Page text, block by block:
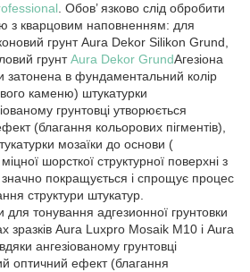
. Обов’ язково слід обробити
з кварцовим наповненням: для
грунт Aura Dekor Silikon Grund,
грунтAura Dekor GrundАгезіона
затонена в фундаментальний колір
каменю) штукатурки
грунтовці утворюється
(благання кольорових пігментів),
мозаїки до основи (
шорсткої структурної поверхні з
покращується і спрощує процес
структури штукатур.
для тонування адгезионної грунтовки
зразків Aura Luxpro Mosaik M10 і Aura
ангезіованому грунтовці
оптичний ефект (благання